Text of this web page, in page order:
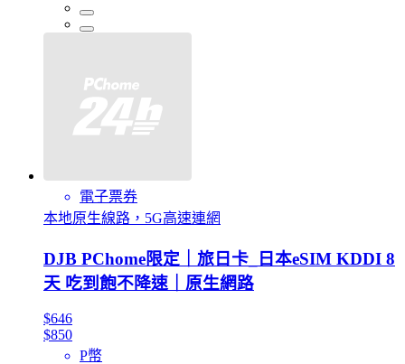
電子票券
本地原生線路，5G高速連網
DJB PChome限定｜旅日卡_日本eSIM KDDI 8
天 吃到飽不降速｜原生網路
$646
$850
P幣